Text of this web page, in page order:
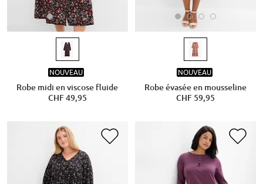
NOUVEAU
Robe midi en viscose fluide
CHF 49,95
NOUVEAU
Robe évasée en mousseline
CHF 59,95